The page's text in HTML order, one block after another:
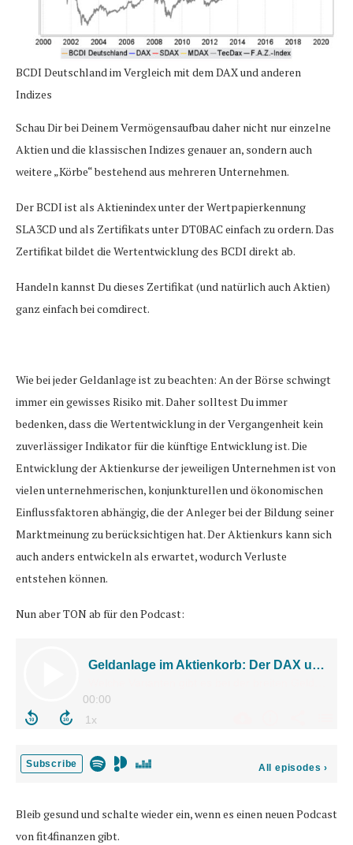
BCDI Deutschland im Vergleich mit dem DAX und anderen
Indizes
Schau Dir bei Deinem Vermögensaufbau daher nicht nur einzelne
Aktien und die klassischen Indizes genauer an, sondern auch
weitere „Körbe“ bestehend aus mehreren Unternehmen.
Der BCDI ist als Aktienindex unter der Wertpapierkennung
SLA3CD und als Zertifikats unter DT0BAC einfach zu ordern. Das
Zertifikat bildet die Wertentwicklung des BCDI direkt ab.
Handeln kannst Du dieses Zertifikat (und natürlich auch Aktien)
ganz einfach bei comdirect.
Wie bei jeder Geldanlage ist zu beachten: An der Börse schwingt
immer ein gewisses Risiko mit. Daher solltest Du immer
bedenken, dass die Wertentwicklung in der Vergangenheit kein
zuverlässiger Indikator für die künftige Entwicklung ist. Die
Entwicklung der Aktienkurse der jeweiligen Unternehmen ist von
vielen unternehmerischen, konjunkturellen und ökonomischen
Einflussfaktoren abhängig, die der Anleger bei der Bildung seiner
Marktmeinung zu berücksichtigen hat. Der Aktienkurs kann sich
auch anders entwickeln als erwartet, wodurch Verluste
entstehen können.
Nun aber TON ab für den Podcast:
Bleib gesund und schalte wieder ein, wenn es einen neuen Podcast
von fit4finanzen gibt.